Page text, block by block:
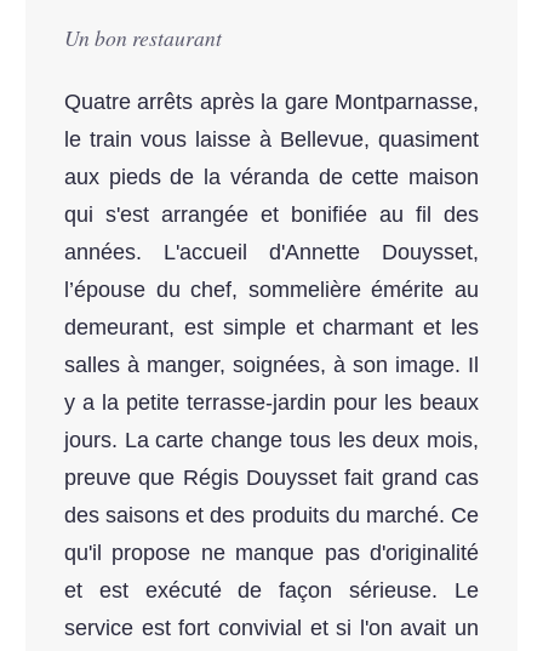
Un bon restaurant
Quatre arrêts après la gare Montparnasse,
le train vous laisse à Bellevue, quasiment
aux pieds de la véranda de cette maison
qui s'est arrangée et bonifiée au fil des
années. L'accueil d'Annette Douysset,
l’épouse du chef, sommelière émérite au
demeurant, est simple et charmant et les
salles à manger, soignées, à son image. Il
y a la petite terrasse-jardin pour les beaux
jours. La carte change tous les deux mois,
preuve que Régis Douysset fait grand cas
des saisons et des produits du marché. Ce
qu'il propose ne manque pas d'originalité
et est exécuté de façon sérieuse. Le
service est fort convivial et si l'on avait un